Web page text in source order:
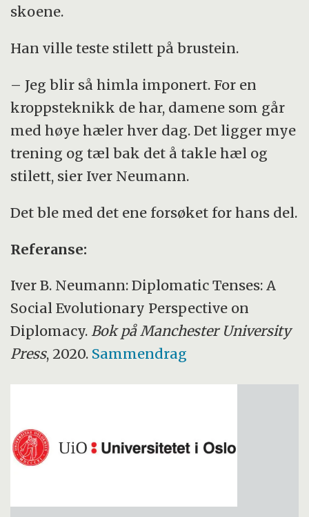
skoene.
Han ville teste stilett på brustein.
– Jeg blir så himla imponert. For en
kroppsteknikk de har, damene som går
med høye hæler hver dag. Det ligger mye
trening og tæl bak det å takle hæl og
stilett, sier Iver Neumann.
Det ble med det ene forsøket for hans del.
Referanse:
Iver B. Neumann: Diplomatic Tenses: A
Social Evolutionary Perspective on
Diplomacy. Bok påManchester University
Press, 2020. Sammendrag